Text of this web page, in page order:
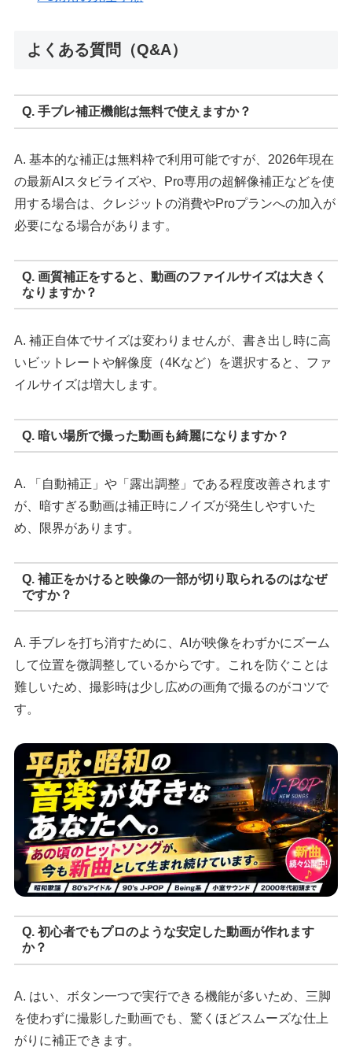
よくある質問（Q&A）
Q. 手ブレ補正機能は無料で使えますか？
A. 基本的な補正は無料枠で利用可能ですが、2026年現在
の最新AIスタビライズや、Pro専用の超解像補正などを使
用する場合は、クレジットの消費やProプランへの加入が
必要になる場合があります。
Q. 画質補正をすると、動画のファイルサイズは大きく
なりますか？
A. 補正自体でサイズは変わりませんが、書き出し時に高
いビットレートや解像度（4Kなど）を選択すると、ファ
イルサイズは増大します。
Q. 暗い場所で撮った動画も綺麗になりますか？
A. 「自動補正」や「露出調整」である程度改善されます
が、暗すぎる動画は補正時にノイズが発生しやすいた
め、限界があります。
Q. 補正をかけると映像の一部が切り取られるのはなぜ
ですか？
A. 手ブレを打ち消すために、AIが映像をわずかにズーム
して位置を微調整しているからです。これを防ぐことは
難しいため、撮影時は少し広めの画角で撮るのがコツで
す。
Q. 初心者でもプロのような安定した動画が作れます
か？
A. はい、ボタン一つで実行できる機能が多いため、三脚
を使わずに撮影した動画でも、驚くほどスムーズな仕上
がりに補正できます。